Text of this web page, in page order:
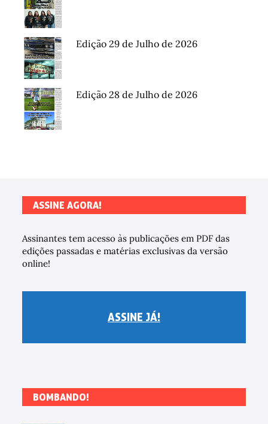
Edição 29 de Julho de 2026
Edição 28 de Julho de 2026
ASSINE AGORA!
Assinantes tem acesso às publicações em PDF das
edições passadas e matérias exclusivas da versão
online!
ASSINE JÁ!
BOMBANDO!